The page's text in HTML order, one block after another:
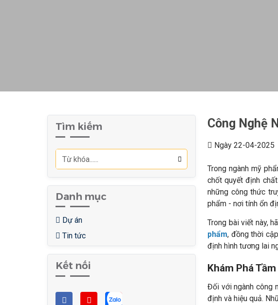
Công Nghệ
Ngày 22-04-2025
Trong ngành mỹ
chốt quyết định
những công thức
phẩm - nơi tính ổn
Trong bài viết này,
phẩm, đồng thời
định hình tương lai
Khám Phá
Đối với ngành công
định và hiệu quả.
Tìm kiếm
Danh mục
Dự án
Tin tức
Kết nối